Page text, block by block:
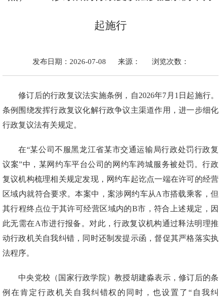
起施行
发布日期：2026-07-08 来源： 浏览次数：
修订后的行政复议法实施条例，自2026年7月1日起施行。
条例围绕发挥行政复议化解行政争议主渠道作用，进一步细化
行政复议法有关规定。
在“某公司不服黑龙江省某市交通运输局行政处罚行政复
议案”中，某网约车平台公司的网约车跨城服务被处罚。行政
复议机构梳理相关规定发现，网约车起讫点一端在许可的经营
区域内就符合要求。本案中，案涉网约车从A市搭载乘客，但
其行程终点位于其许可经营区域内的B市，符合上述规定，因
此无需在A市进行报备。对此，行政复议机构通过释法明理推
动行政机关自我纠错，同时还制发提示函，督促其严格落实执
法程序。
中央党校（国家行政学院）教授胡建淼表示，修订后的条
例在肯定行政机关自我纠错权的同时，也设置了“自我纠